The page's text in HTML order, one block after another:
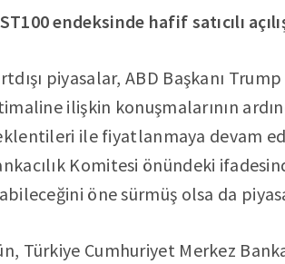
endeksinde hafif satıcılı
piyasalar, ABD Başkanı
ilişkin konuşmalarının
ile fiyatlanmaya devam
Komitesi önündeki
öne sürmüş olsa da
Türkiye Cumhuriyet Merkez